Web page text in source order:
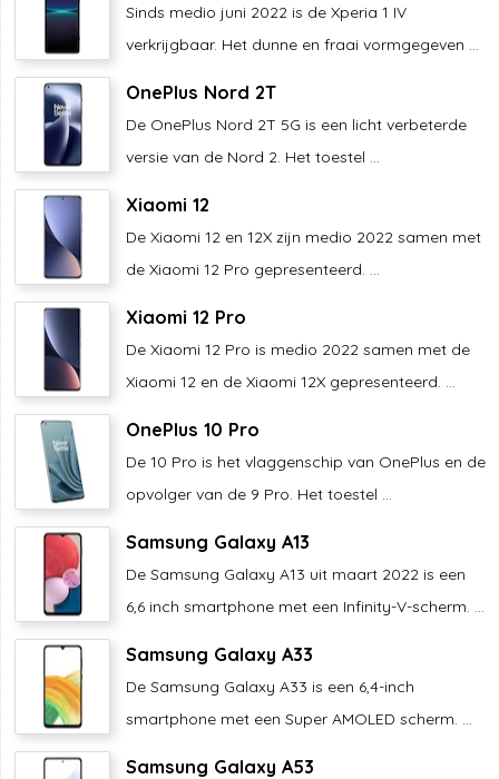
Sinds medio juni 2022 is de Xperia 1 IV
verkrijgbaar. Het dunne en fraai vormgegeven ...
OnePlus Nord 2T
De OnePlus Nord 2T 5G is een licht verbeterde
versie van de Nord 2. Het toestel ...
Xiaomi 12
De Xiaomi 12 en 12X zijn medio 2022 samen met
de Xiaomi 12 Pro gepresenteerd. ...
Xiaomi 12 Pro
De Xiaomi 12 Pro is medio 2022 samen met de
Xiaomi 12 en de Xiaomi 12X gepresenteerd. ...
OnePlus 10 Pro
De 10 Pro is het vlaggenschip van OnePlus en de
opvolger van de 9 Pro. Het toestel ...
Samsung Galaxy A13
De Samsung Galaxy A13 uit maart 2022 is een
6,6 inch smartphone met een Infinity-V-scherm. ...
Samsung Galaxy A33
De Samsung Galaxy A33 is een 6,4-inch
smartphone met een Super AMOLED scherm. ...
Samsung Galaxy A53